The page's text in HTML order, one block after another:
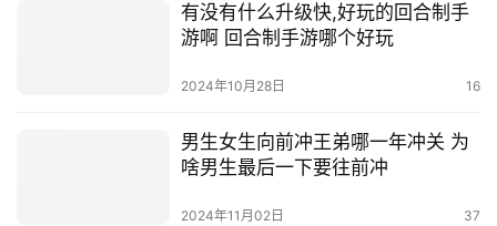
有没有什么升级快,好玩的回合制手
游啊 回合制手游哪个好玩
2024年10月28日 16
男生女生向前冲王弟哪一年冲关 为
啥男生最后一下要往前冲
2024年11月02日 37